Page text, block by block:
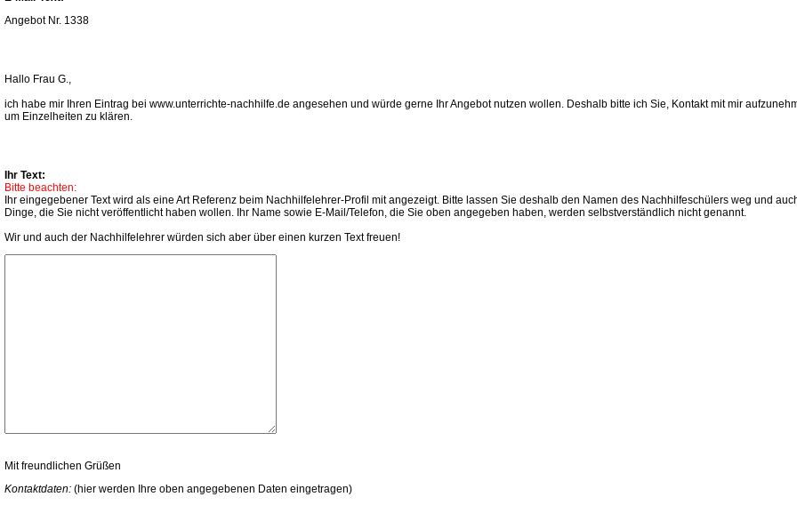
Angebot Nr. 1338
Hallo Frau G.,
ich habe mir Ihren Eintrag bei www.unterrichte-nachhilfe.de angesehen und würde gerne Ihr Angebot nutzen wollen. Deshalb bitte ich Sie, Kontakt mit mir
um Einzelheiten zu klären.
Ihr Text:
Bitte beachten:
Ihr eingegebener Text wird als eine Art Referenz beim Nachhilfelehrer-Profil mit angezeigt. Bitte lassen Sie deshalb den Namen des Nachhilfeschülers weg und
Dinge, die Sie nicht veröffentlicht haben wollen. Ihr Name sowie E-Mail/Telefon, die Sie oben angegeben haben, werden selbstverständlich nicht genannt.
Wir und auch der Nachhilfelehrer würden sich aber über einen kurzen Text freuen!
Mit freundlichen Grüßen
Kontaktdaten: (hier werden Ihre oben angegebenen Daten eingetragen)